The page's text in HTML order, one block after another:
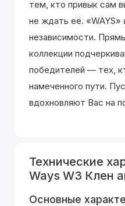
тем, кто привык сам
не ждать её.
независимости.
коллекции
победителей — тех,
намеченного пути.
вдохновляют Вас на
Технические
Ways W3 Клен
Основные